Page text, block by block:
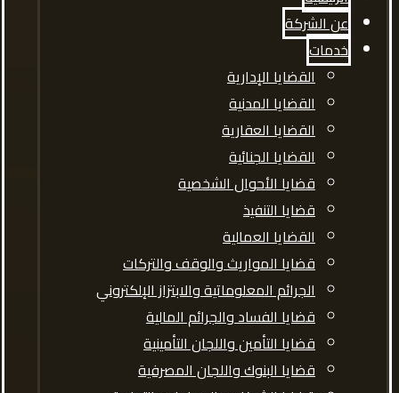
عن الشركة
خدمات
القضايا الإدارية
القضايا المدنية
القضايا العقارية
القضايا الجنائية
قضايا الأحوال الشخصية
قضايا التنفيذ
القضايا العمالية
قضايا المواريث والوقف والتركات
الجرائم المعلوماتية والابتزاز الإلكتروني
قضايا الفساد والجرائم المالية
قضايا التأمين واللجان التأمينية
قضايا البنوك واللجان المصرفية